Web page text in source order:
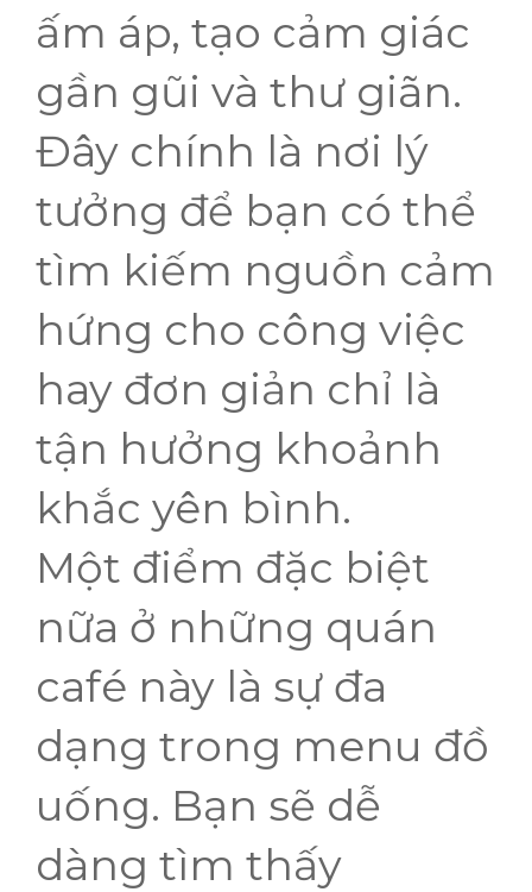
ấm áp, tạo cảm giác
gần gũi và thư giãn.
Đây chính là nơi lý
tưởng để bạn có thể
tìm kiếm nguồn cảm
hứng cho công việc
hay đơn giản chỉ là
tận hưởng khoảnh
khắc yên bình.
Một điểm đặc biệt
nữa ở những quán
café này là sự đa
dạng trong menu đồ
uống. Bạn sẽ dễ
dàng tìm thấy